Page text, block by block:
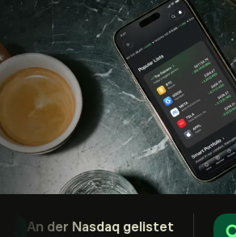
An der Nasdaq gelistet